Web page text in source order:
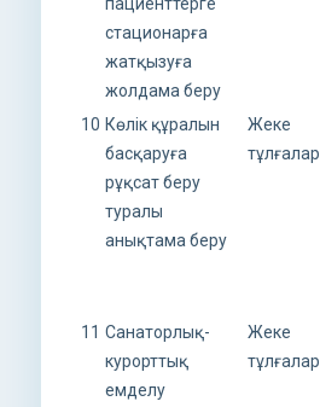
стационарға
жатқызуға
жолдама беру
10 Көлік құралын
басқаруға
рұқсат беру
туралы
анықтама беру
Жеке
тұлғалар
11 Санаторлық-
курорттық
емделу
Жеке
тұлғалар